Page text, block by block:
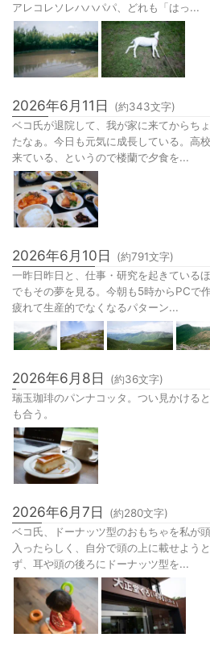
アレコレソレハハパパ、どれも「はっ...
2026年6月11日 (約343文字)
ベコ氏が退院して、我が家に来てからち
たなぁ。今日も元気に成長している。高
来ている、というので楼蘭で夕食を...
2026年6月10日 (約791文字)
一昨日昨日と、仕事・研究を起きている
でもその夢を見る。今朝も5時からPCで
疲れて生産的でなくなるパターン...
2026年6月8日 (約36文字)
瑞玉珈琲のパンナコッタ。つい見かける
も合う。
2026年6月7日 (約280文字)
ベコ氏、ドーナッツ型のおもちゃを私が
入ったらしく、自分で頭の上に載せよう
ず、耳や頭の後ろにドーナッツ型を...